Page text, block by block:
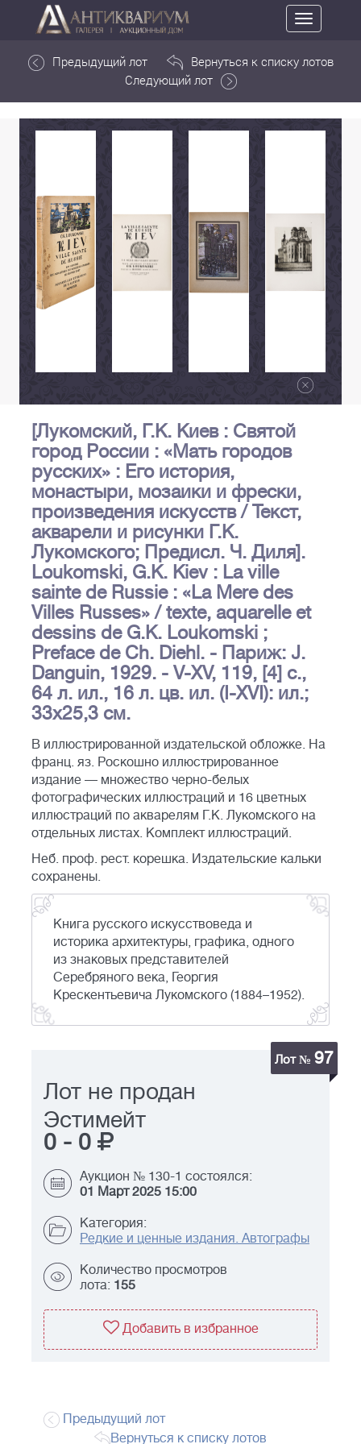
Toggle
navigation
Предыдущий лот
Вернуться к списку лотов
Следующий лот
[Лукомский, Г.К. Киев : Святой
город России : «Мать городов
русских» : Его история,
монастыри, мозаики и фрески,
произведения искусств / Текст,
акварели и рисунки Г.K.
Лукомского; Предисл. Ч. Диля].
Loukomski, G.K. Kiev : La ville
sainte de Russie : «La Mere des
Villes Russes» / texte, aquarelle et
dessins de G.K. Loukomski ;
Preface de Ch. Diehl. - Париж: J.
Danguin, 1929. - V-XV, 119, [4] с.,
64 л. ил., 16 л. цв. ил. (I-XVI): ил.;
33х25,3 см.
В иллюстрированной издательской обложке. На
франц. яз. Роскошно иллюстрированное
издание — множество черно-белых
фотографических иллюстраций и 16 цветных
иллюстраций по акварелям Г.К. Лукомского на
отдельных листах. Комплект иллюстраций.
Неб. проф. рест. корешка. Издательские кальки
сохранены.
Книга русского искусствоведа и
историка архитектуры, графика, одного
из знаковых представителей
Cеребряного века, Георгия
Крескентьевича Лукомского (1884–1952).
Лот № 97
Лот не продан
Эстимейт
0 - 0
Аукцион № 130-1 состоялся:
01 Март 2025 15:00
Категория:
Редкие и ценные издания. Автографы
Количество просмотров
лота: 155
Добавить в избранное
Предыдущий лот
Вернуться к списку лотов